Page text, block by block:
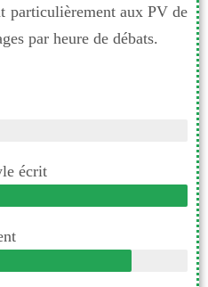
particulièrement aux PV de
par heure de débats.
écrit